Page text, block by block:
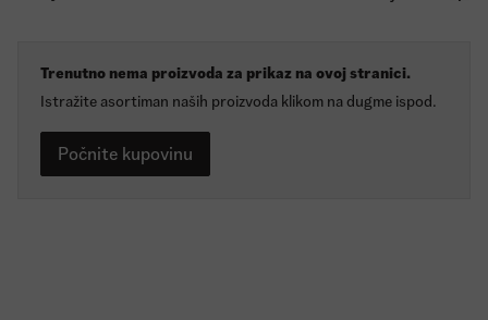
Trenutno nema proizvoda za prikaz na ovoj stranici.
Istražite asortiman naših proizvoda klikom na dugme ispod.
Počnite kupovinu
Registruj se